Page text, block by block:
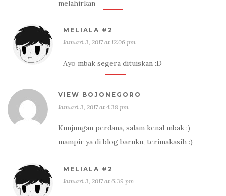
melahirkan
MELIALA #2
Januari 3, 2017 at 12:06 pm
Ayo mbak segera dituiskan :D
VIEW BOJONEGORO
Januari 3, 2017 at 4:38 pm
Kunjungan perdana, salam kenal mbak :)
mampir ya di blog baruku, terimakasih :)
MELIALA #2
Januari 3, 2017 at 6:39 pm